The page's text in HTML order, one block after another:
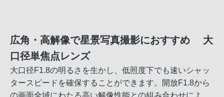
広角・高解像で星景写真撮影におすすめ 大
口径単焦点レンズ
大口径F1.8の明るさを生かし、低照度下でも速いシャッ
タースピードを確保することができます。開放F1.8から
の画面全域にわたる高い解像性能との組み合わせによ